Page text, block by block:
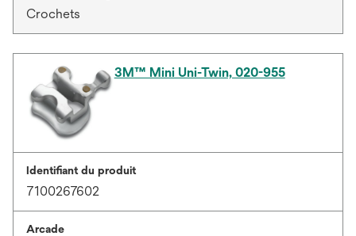
Crochets
3M™ Mini Uni-Twin, 020-955
Identifiant du produit
7100267602
Arcade